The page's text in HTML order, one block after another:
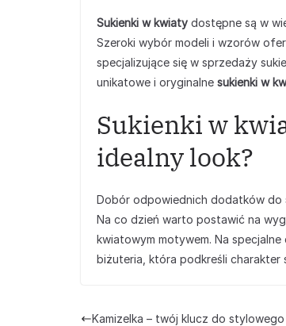
Sukienki w kwiaty dostępne są w
Szeroki wybór modeli i wzorów
specjalizujące się w sprzedaży
unikatowe i oryginalne sukienki w
Sukienki w
idealny look?
Dobór odpowiednich dodatków do
Na co dzień warto postawić na
kwiatowym motywem. Na
biżuteria, która podkreśli charakter
Kamizelka – twój klucz do